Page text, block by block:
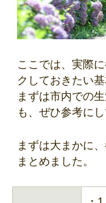
ここでは、実際
クしておきたい
まずは市内での
も、ぜひ参考に
まずは大まかに
まとめました。